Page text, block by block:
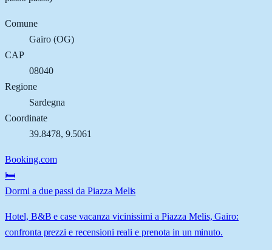
Comune
Gairo(OG)
CAP
08040
Regione
Sardegna
Coordinate
39.8478, 9.5061
Booking.com
🛏️
Dormi a due passi da Piazza Melis
Hotel, B&B e case vacanza vicinissimi a Piazza Melis, Gairo:
confronta prezzi e recensioni reali e prenota in un minuto.